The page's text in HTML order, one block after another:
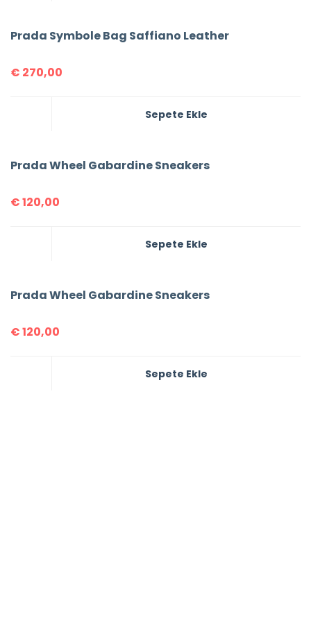
Prada Symbole Bag Saffiano Leather
€ 270,00
Sepete Ekle
Prada Wheel Gabardine Sneakers
€120,00
Sepete Ekle
Prada Wheel Gabardine Sneakers
€120,00
Sepete Ekle